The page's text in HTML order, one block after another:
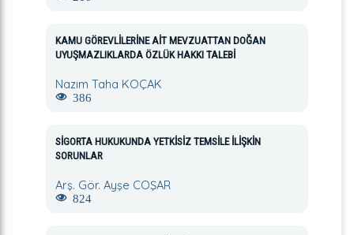
KAMU GÖREVLİLERİNE AİT MEVZUATTAN DOĞAN
UYUŞMAZLIKLARDA ÖZLÜK HAKKI TALEBİ
Nazım Taha KOÇAK
386
SİGORTA HUKUKUNDA YETKİSİZ TEMSİLE İLİŞKİN
SORUNLAR
Arş. Gör. Ayşe COŞAR
824